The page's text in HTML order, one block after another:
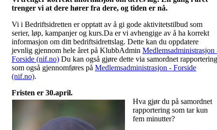
trenger vi at dere hører fra dere, og tiden er nå.
Vi i Bedriftsidretten er opptatt av å gi gode aktivitetstilbud som
serier, løp, kampanjer og kurs.Da er vi avhengige av å ha korrekt
informasjon om ditt bedriftsidrettslag. Dette kan du oppdatere
jevnlig gjennom hele året på KlubbAdmin Medlemsadministrasjon
Forside (nif.no) Du kan også gjøre dette via samordnet
som også gjennomføres på Medlemsadministrasjon - Forside
(nif.no).
Fristen er 30.april.
Hva gjør du på samordnet
rapportering som tar kun
fem minutter?